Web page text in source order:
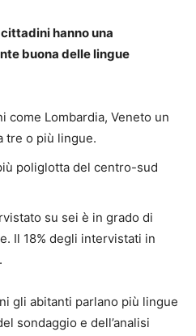
hanno una
buona delle lingue
come Lombardia, Veneto un
tre o più lingue.
poliglotta del centro-sud
su sei è in grado di
Il 18% degli intervistati in
gli abitanti parlano più lingue
sondaggio e dell’analisi